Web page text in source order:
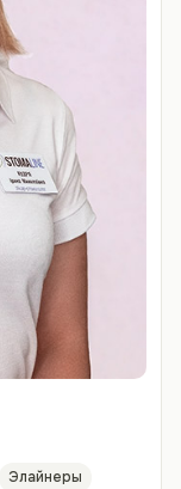
Элайнеры